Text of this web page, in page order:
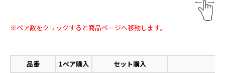
※ペア数をクリックすると商品ページへ移動します。
品番 1ペア購入 セット購入